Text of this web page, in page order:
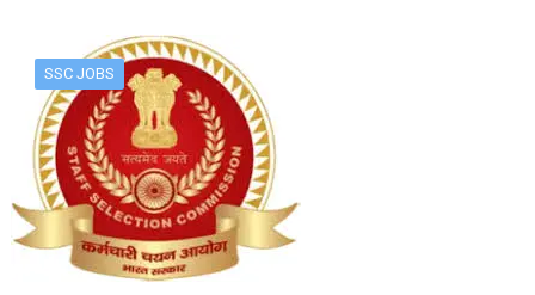
SSC JOBS